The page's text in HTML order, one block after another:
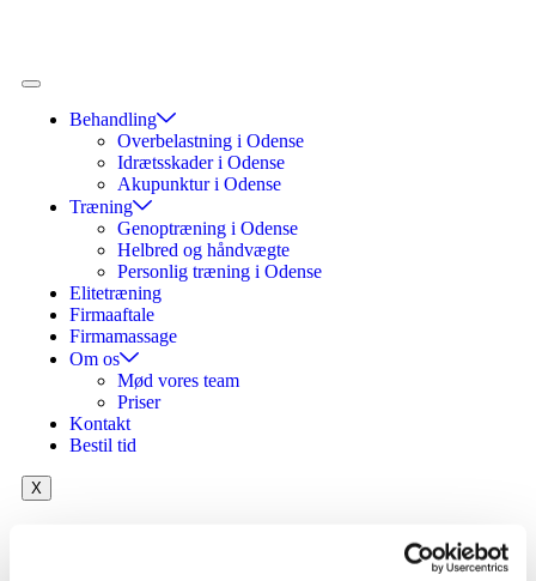
Behandling
Overbelastning i Odense
Idrætsskader i Odense
Akupunktur i Odense
Træning
Genoptræning i Odense
Helbred og håndvægte
Personlig træning i Odense
Elitetræning
Firmaaftale
Firmamassage
Om os
Mød vores team
Priser
Kontakt
Bestil tid
X